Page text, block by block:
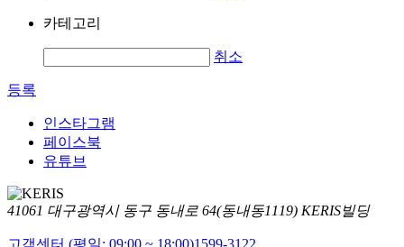
카테고리
취소
등록
인스타그램
페이스북
유튜브
41061 대구광역시 동구 동내로 64(동내동1119) KERIS빌딩